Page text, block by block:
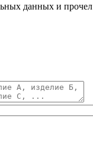
данных и прочел